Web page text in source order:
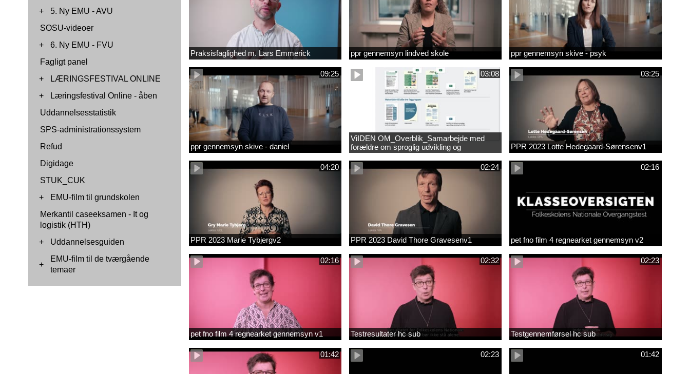
+
5. Ny EMU - AVU
SOSU-videoer
+
6. Ny EMU - FVU
Fagligt panel
+
LÆRINGSFESTIVAL ONLINE
+
Læringsfestival Online - åben
Uddannelsesstatistik
SPS-administrationssystem
Refud
Digidage
STUK_CUK
+
EMU-film til grundskolen
Merkantil caseeksamen - It og
logistik (HTH)
+
Uddannelsesguiden
+
EMU-film til de tværgående
temaer
Praksisfaglighed m. Lars Emmerick ppr gennemsyn lindved skole ppr gennemsyn skive - psyk
09:25
ppr gennemsyn skive - daniel
03:08
ViIDEN OM_Overblik_Samarbejde med
forældre om sproglig udvikling og
forebyggelse af læsevanskelighede
03:25
PPR 2023 Lotte Hedegaard-Sørensenv1
04:20
PPR 2023 Marie Tybjergv2
02:24
PPR 2023 David Thore Gravesenv1
02:16
pet fno film 4 regnearket gennemsyn v2
02:16
pet fno film 4 regnearket gennemsyn v1
02:32
Testresultater hc sub
02:23
Testgennemførsel hc sub
01:42 02:23 01:42